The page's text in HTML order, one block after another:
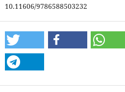
10.11606/9786588503232